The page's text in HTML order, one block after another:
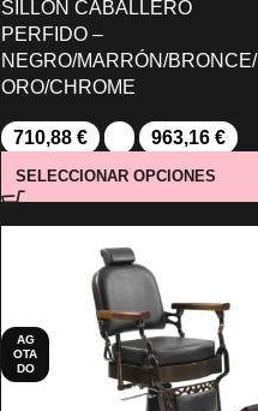
SILLÓN CABALLERO
PERFIDO –
NEGRO/MARRÓN/BRONCE/
ORO/CHROME
710,88 € 963,16 €
SELECCIONAR OPCIONES
AG
OTA
DO